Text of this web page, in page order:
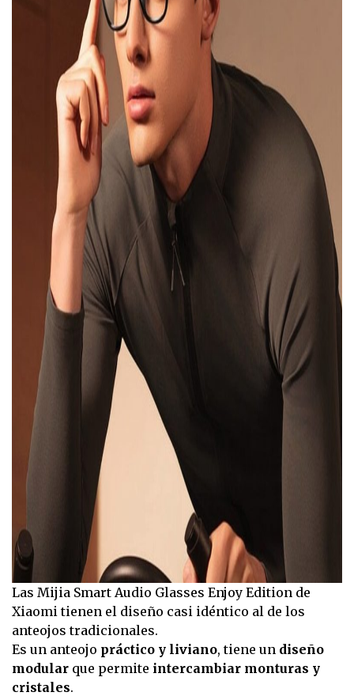
Las Mijia Smart Audio Glasses Enjoy Edition de
Xiaomi tienen el diseño casi idéntico al de los
anteojos tradicionales.
Es un anteojo práctico y liviano, tiene un diseño
modular que permite intercambiar monturas y
cristales.